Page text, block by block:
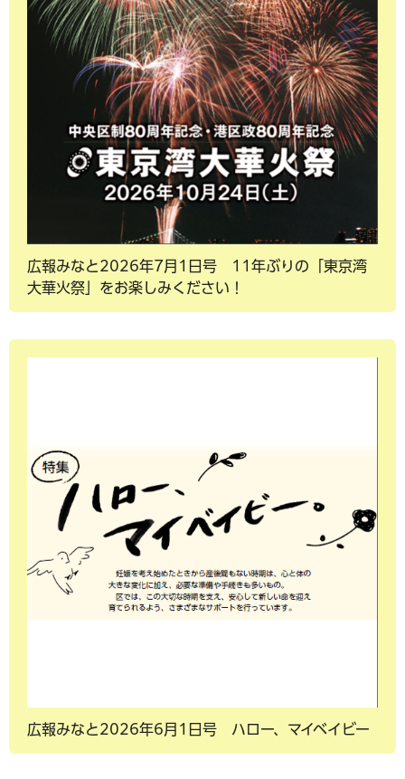
広報みなと2026年7月1日号 11年ぶりの「東京湾
大華火祭」をお楽しみください！
広報みなと2026年6月1日号 ハロー、マイベイビー